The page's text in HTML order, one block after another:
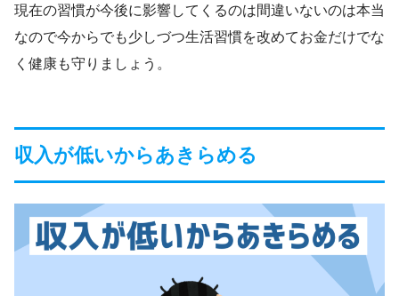
現在の習慣が今後に影響してくるのは間違いないのは本当
なので今からでも少しづつ生活習慣を改めてお金だけでな
く健康も守りましょう。
収入が低いからあきらめる